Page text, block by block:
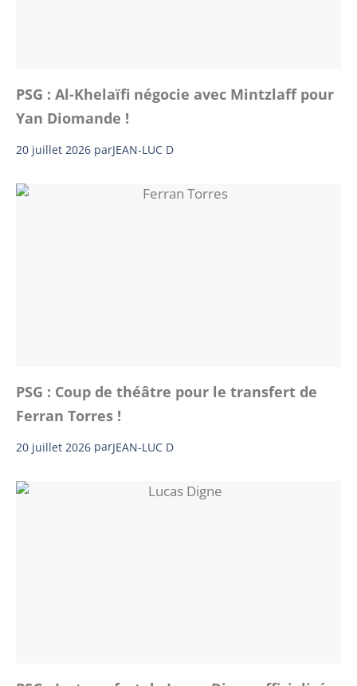
PSG : Al-Khelaïfi négocie avec Mintzlaff pour
Yan Diomande !
20 juillet 2026 parJEAN-LUC D
PSG : Coup de théâtre pour le transfert de
Ferran Torres !
20 juillet 2026 parJEAN-LUC D